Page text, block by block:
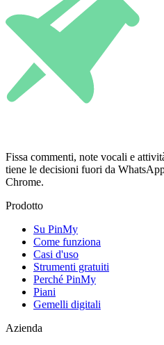
Fissa commenti, note vocali e
tiene le decisioni fuori da
Chrome.
Prodotto
Su PinMy
Come funziona
Casi d'uso
Strumenti gratuiti
Perché PinMy
Piani
Gemelli digitali
Azienda